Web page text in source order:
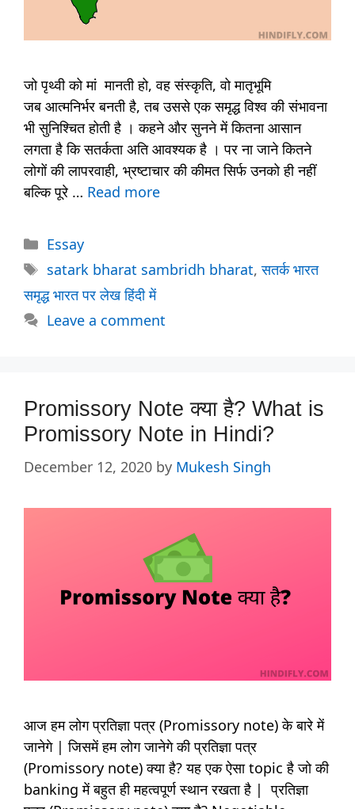
जो पृथ्वी को मां मानती हो, वह संस्कृति, वो मातृभूमि
जब आत्मनिर्भर बनती है, तब उससे एक समृद्ध विश्व की संभावना
भी सुनिश्चित होती है । कहने और सुनने में कितना आसान
लगता है कि सतर्कता अति आवश्यक है । पर ना जाने कितने
लोगों की लापरवाही, भ्रष्टाचार की कीमत सिर्फ उनको ही नहीं
बल्कि पूरे … Read more
Categories
Essay
Tags
satark bharat sambridh bharat,सतर्क भारत
समृद्ध भारत पर लेख हिंदी में
Leave a comment
Promissory Note क्या है? What is
Promissory Note in Hindi?
December 12, 2020 by Mukesh Singh
आज हम लोग प्रतिज्ञा पत्र (Promissory note) के बारे में
जानेगे | जिसमें हम लोग जानेगे की प्रतिज्ञा पत्र
(Promissory note) क्या है? यह एक ऐसा topic है जो की
banking में बहुत ही महत्वपूर्ण स्थान रखता है | प्रतिज्ञा